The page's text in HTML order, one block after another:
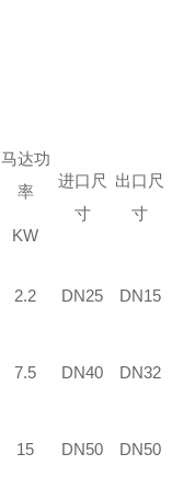
马达功
率
KW
进口尺
寸
出口尺
寸
2.2 DN25 DN15
7.5 DN40 DN32
15 DN50 DN50